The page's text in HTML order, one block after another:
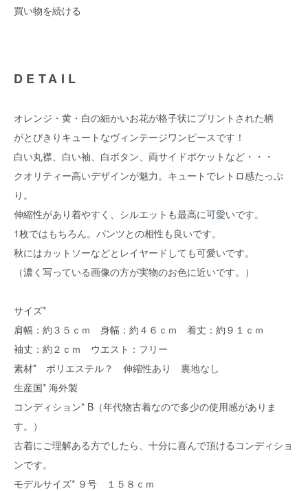
買い物を続ける
DETAIL
オレンジ・黄・白の細かいお花が格子状にプリントされた柄
がとびきりキュートなヴィンテージワンピースです！
白い丸襟、白い袖、白ボタン、両サイドポケットなど・・・
クオリティー高いデザインが魅力。キュートでレトロ感たっぷ
り。
伸縮性があり着やすく、シルエットも最高に可愛いです。
1枚ではもちろん。パンツとの相性も良いです。
秋にはカットソーなどとレイヤードしても可愛いです。
（濃く写っている画像の方が実物のお色に近いです。）
サイズ*
肩幅：約３５ｃｍ 身幅：約４６ｃｍ 着丈：約９１ｃｍ
袖丈：約２ｃｍ ウエスト：フリー
素材* ポリエステル？ 伸縮性あり 裏地なし
生産国* 海外製
コンディション* B（年代物古着なので多少の使用感がありま
す。）
古着にご理解ある方でしたら、十分に喜んで頂けるコンディショ
ンです。
モデルサイズ* ９号 １５８ｃｍ